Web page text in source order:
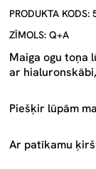
PRODUKTA
ZĪMOLS: Q+A
Maiga ogu toņa
ar
Piešķir lūpām
Ar patīkamu